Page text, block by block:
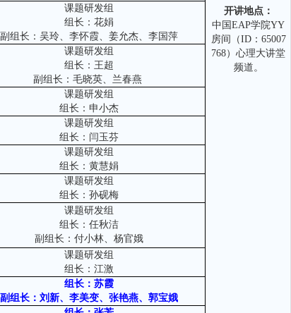
开讲地点：
中国 EAP学院YY
房间（ID： 65007
768）心理大讲堂
频道。
课题研发组
组长：花娟
副组长：吴玲、李怀霞、姜允杰、李国萍
课题研发组
组长：王超
副组长：毛晓英、兰春燕
课题研发组
组长：申小杰
课题研发组
组长：闫玉芬
课题研发组
组长：黄慧娟
课题研发组
组长：孙砚梅
课题研发组
组长：任秋洁
副组长：付小林、杨官娥
课题研发组
组长：江激
组长：苏霞
副组长：刘新、李美变、张艳燕、郭宝娥